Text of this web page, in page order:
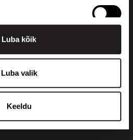
Näita andmeid
Luba kõik
Luba valik
Keeldu
Maatori Oy
käsittelymaksu 250 € + alv.
käsittelymaksu 350 € + alv.